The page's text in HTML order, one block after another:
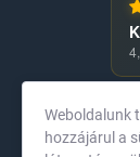
Weboldalunk
hozzájárul a